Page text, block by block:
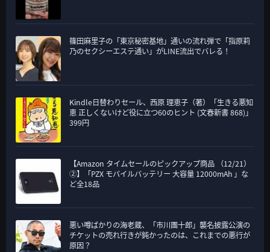
篠田麻里子の「東京秘密基地」通いの流れ弾で「指原莉
乃のセクシーエステ通い」がLINE流出でバレる！
Kindle日替わりセール、西原 理恵子（著）「生きる悪知
恵 正しくないけど役に立つ60のヒント (文春新書 868)」
399円
【Amazon タイムセールのピックアップ商品 （12/21）
②】「PZX モバイルバッテリー 大容量 12000mAh 」な
ど全18品
悪い噂ばかりの海老蔵、「市川團十郎」襲名披露公演の
チケットの売れ行きが鈍かったのは、これまでの悪行が
原因？